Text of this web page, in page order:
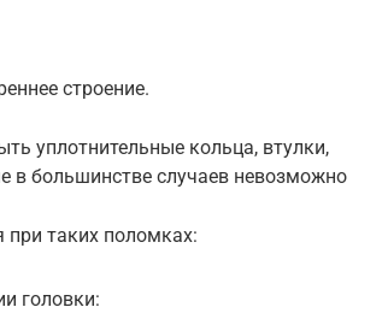
строение.
уплотнительные кольца, втулки,
в большинстве случаев невозможно
при таких поломках:
головки: